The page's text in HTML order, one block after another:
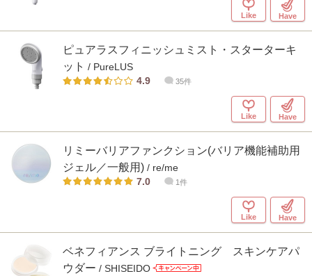
Like Have
ピュアラスフィニッシュミスト・スターターキ
ット / PureLUS
4.9
35件
Like Have
リミーバリアファンクション(バリア機能補助用
ジェル／一般用) / re/me
7.0
1件
Like Have
ベネフィアンス ブライトニング スキンケアパ
ウダー / SHISEIDO